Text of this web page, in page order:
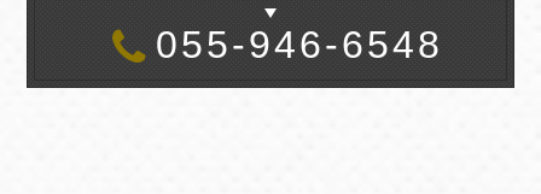
055-946-6548